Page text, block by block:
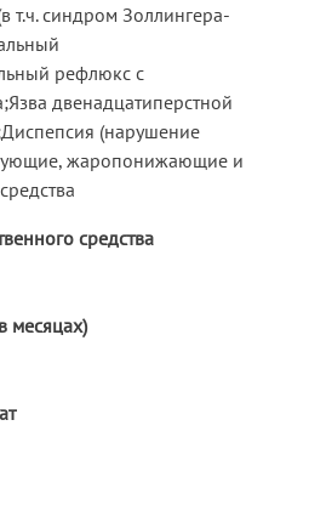
т.ч. синдром Золлингера-
рефлюкс с
двенадцатиперстной
(нарушение
жаропонижающие и
средства
месяцах)